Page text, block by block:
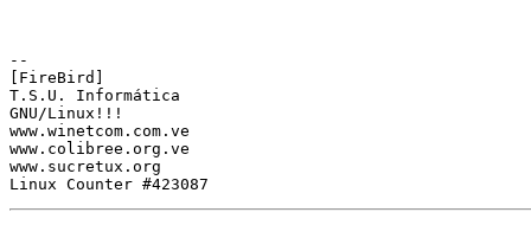
--
[FireBird]
T.S.U. Informática
GNU/Linux!!!
www.winetcom.com.ve
www.colibree.org.ve
www.sucretux.org